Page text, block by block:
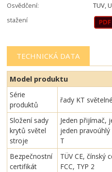
Osvědčení:
TUV,
stažení
TECHNICKÁ DATA
Model produktu
Série
produktů
řady KT
Složení sady
krytů světel
stroje
Jeden přijímač,
jeden
T
Bezpečnostní
certifikát
TÜV CE, čínský
FCC, TYP 2